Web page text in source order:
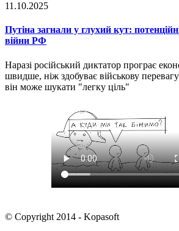
11.10.2025
Путіна загнали у глухий кут:
війни РФ
Наразі російський диктатор програє
швидше, ніж здобуває військову
він може шукати "легку ціль"
© Copyright 2014 - Kopasoft